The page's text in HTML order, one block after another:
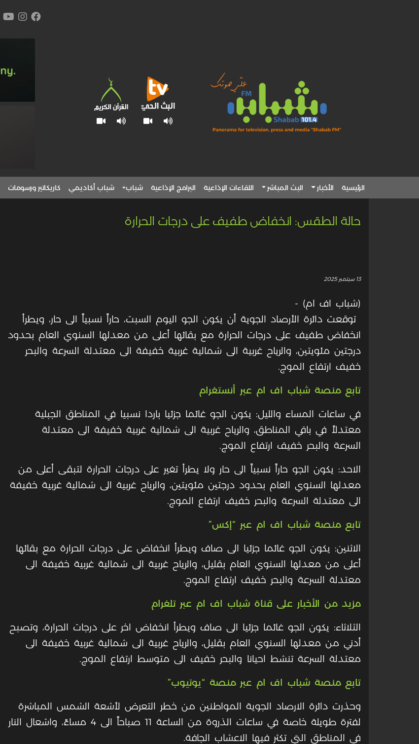
الرئيسية الأخبار البث المباشر اللقاءات الإذاعية البرامج الإذاعية شباب+ شباب أكاديمي كاريكاتير ورسومات
حالة الطقس: انخفاض طفيف على درجات الحرارة
13 سبتمبر 2025
(شباب اف ام) -
توقعت دائرة الأرصاد الجوية أن يكون الجو اليوم السبت، حاراً نسبياً الى حار، ويطرأ
انخفاض طفيف على درجات الحرارة مع بقائها أعلى من معدلها السنوي العام بحدود
درجتين مئويتين، والرياح غربية الى شمالية غربية خفيفة الى معتدلة السرعة والبحر
خفيف ارتفاع الموج.
تابع منصة شباب اف ام عبر أنستغرام
في ساعات المساء والليل: يكون الجو غائما جزئيا باردا نسبيا في المناطق الجبلية
معتدلاً في باقي المناطق، والرياح غربية الى شمالية غربية خفيفة الى معتدلة
السرعة والبحر خفيف ارتفاع الموج.
الاحد: يكون الجو حاراً نسبياً الى حار ولا يطرأ تغير على درجات الحرارة لتبقى أعلى من
معدلها السنوي العام بحدود درجتين مئويتين، والرياح غربية الى شمالية غربية خفيفة
الى معتدلة السرعة والبحر خفيف ارتفاع الموج.
تابع منصة شباب اف ام عبر “إكس”
الاثنين: يكون الجو غائما جزئيا الى صاف ويطرأ انخفاض على درجات الحرارة مع بقائها
أعلى من معدلها السنوي العام بقليل، والرياح غربية الى شمالية غربية خفيفة الى
معتدلة السرعة والبحر خفيف ارتفاع الموج.
مزيد من الأخبار على قناة شباب اف ام عبر تلغرام
الثلاثاء: يكون الجو غائما جزئيا الى صاف ويطرأ انخفاض اخر على درجات الحرارة، وتصبح
أدني من معدلها السنوي العام بقليل، والرياح غربية الى شمالية غربية خفيفة الى
معتدلة السرعة تنشط احيانا والبحر خفيف الى متوسط ارتفاع الموج.
تابع منصة شباب اف ام عبر منصة “يوتيوب”
وحذرت دائرة الارصاد الجوية المواطنين من خطر التعرض لأشعة الشمس المباشرة
لفترة طويلة خاصة في ساعات الذروة من الساعة 11 صباحاً الى 4 مساءً، واشعال النار
في المناطق التي تكثر فيها الاعشاب الجافة.